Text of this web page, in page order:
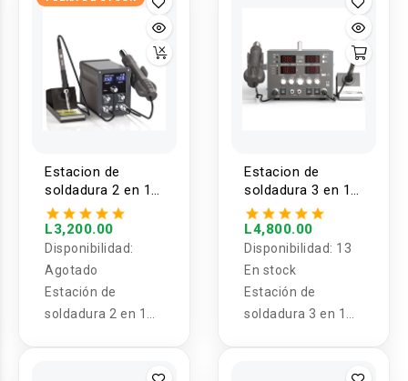
Estacion de
soldadura 2 en 1
BAKU BA-898A+
L3,200.00
Disponibilidad:
Agotado
Estación de
soldadura 2 en 1
Estacion de
soldadura 3 en 1
BAKU BA-8305D
L4,800.00
Disponibilidad: 13
En stock
Estación de
soldadura 3 en 1